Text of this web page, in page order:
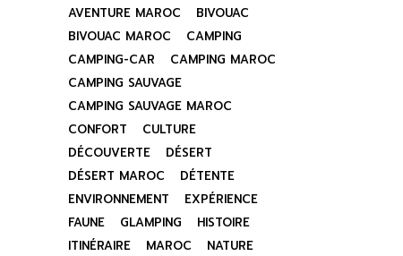
AVENTURE MAROC
BIVOUAC
BIVOUAC MAROC
CAMPING
CAMPING-CAR
CAMPING MAROC
CAMPING SAUVAGE
CAMPING SAUVAGE MAROC
CONFORT
CULTURE
DÉCOUVERTE
DÉSERT
DÉSERT MAROC
DÉTENTE
ENVIRONNEMENT
EXPÉRIENCE
FAUNE
GLAMPING
HISTOIRE
ITINÉRAIRE
MAROC
NATURE